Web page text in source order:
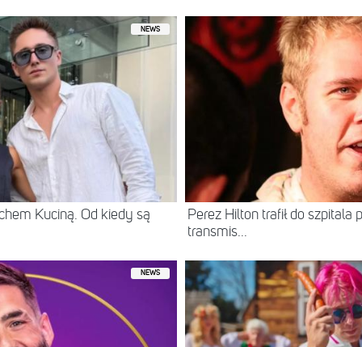
NEWS
Kuciną. Od kiedy są
Perez Hilton trafił do szpitala
transmis...
NEWS